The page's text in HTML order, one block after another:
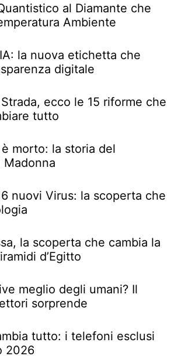
al Diamante che
Ambiente
la nuova etichetta che
digitale
ecco le 15 riforme che
tutto
morto: la storia del
nuovi Virus: la scoperta che
la scoperta che cambia la
d’Egitto
meglio degli umani? Il
sorprende
tutto: i telefoni esclusi
2026